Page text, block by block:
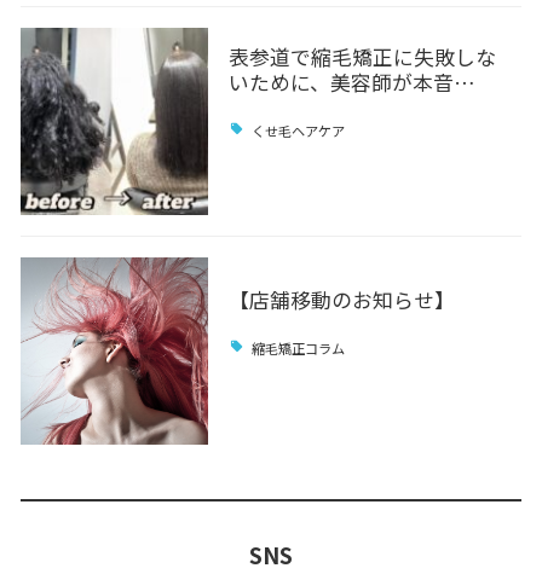
表参道で縮毛矯正に失敗しな
いために、美容師が本音…
くせ毛ヘアケア
【店舗移動のお知らせ】
縮毛矯正コラム
SNS